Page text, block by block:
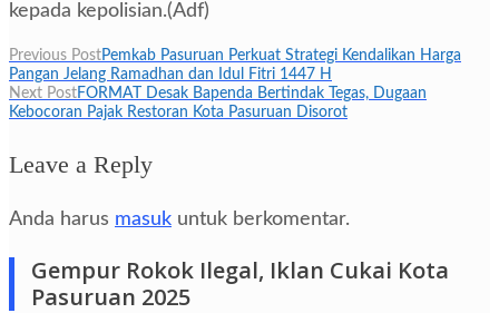
kepada kepolisian.(Adf)
Navigasi
pos
Previous PostPemkab Pasuruan Perkuat Strategi Kendalikan Harga
Pangan Jelang Ramadhan dan Idul Fitri 1447 H
Next PostFORMAT Desak Bapenda Bertindak Tegas, Dugaan
Kebocoran Pajak Restoran Kota Pasuruan Disorot
Leave a Reply
Anda harus masuk untuk berkomentar.
Gempur Rokok Ilegal, Iklan Cukai Kota
Pasuruan 2025